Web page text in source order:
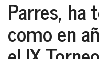
Parres, ha
como en